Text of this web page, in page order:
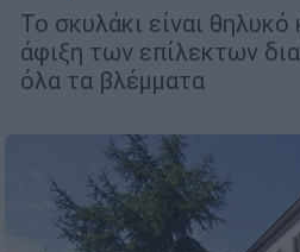
Το σκυλάκι είναι θηλυκό
άφιξη των επίλεκτων
όλα τα βλέμματα